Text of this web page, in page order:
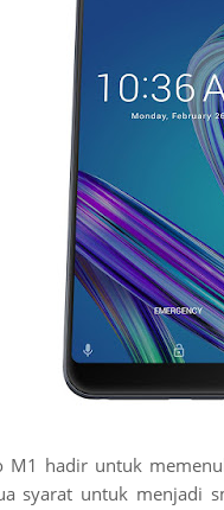
M1 hadir untuk
syarat untuk menjadi